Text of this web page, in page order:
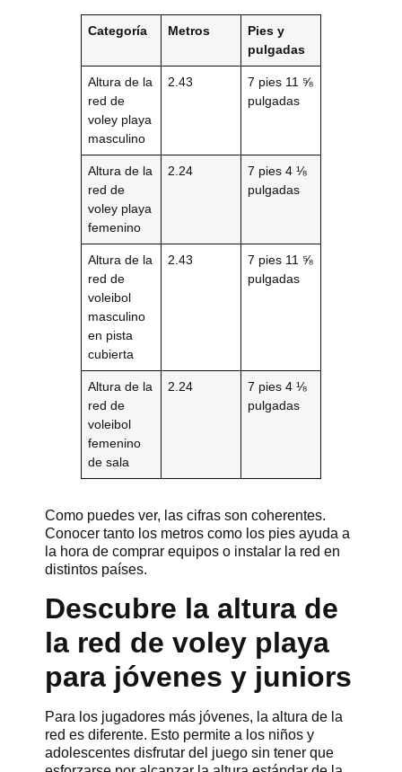
Categoría Metros
Pies y
pulgadas
Altura de la
red de
voley playa
masculino
2.43
7 pies 11 ⅝
pulgadas
Altura de la
red de
voley playa
femenino
2.24
7 pies 4 ⅛
pulgadas
Altura de la
red de
voleibol
masculino
en pista
cubierta
2.43
7 pies 11 ⅝
pulgadas
Altura de la
red de
voleibol
femenino
de sala
2.24
7 pies 4 ⅛
pulgadas
Como puedes ver, las cifras son coherentes.
Conocer tanto los metros como los pies ayuda a
la hora de comprar equipos o instalar la red en
distintos países.
Descubre la altura de
la red de voley playa
para jóvenes y juniors
Para los jugadores más jóvenes, la altura de la
red es diferente. Esto permite a los niños y
adolescentes disfrutar del juego sin tener que